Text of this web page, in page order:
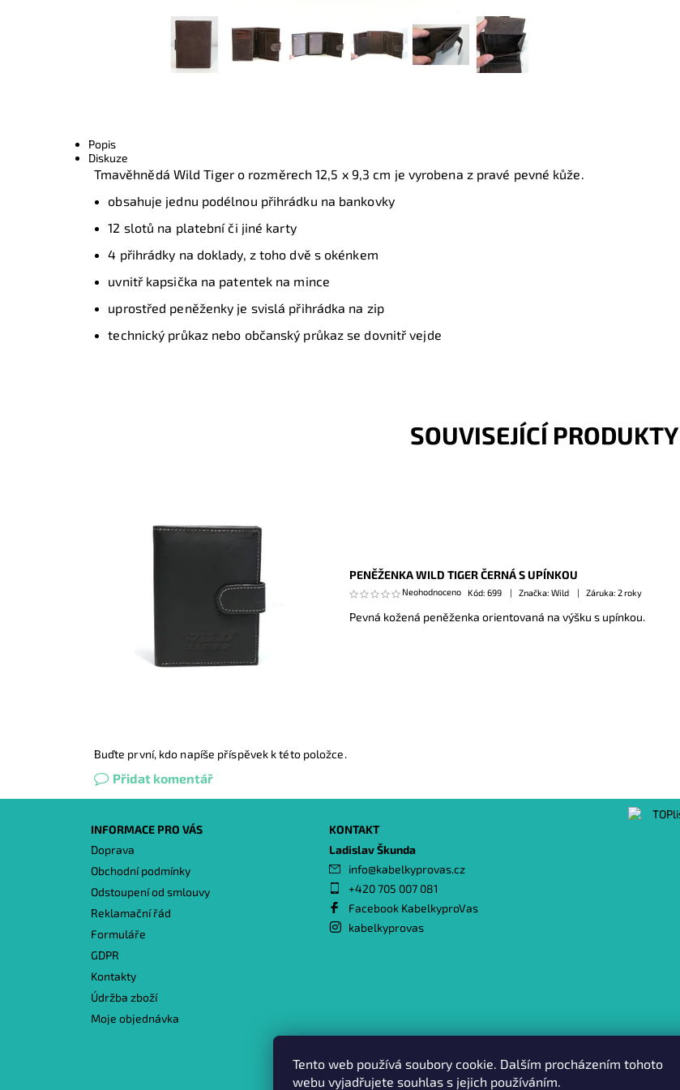
Popis
Diskuze
Tmavěhnědá Wild Tiger o rozměrech 12,5 x 9,3 cm je vyrobena z pravé pevné kůže.
obsahuje jednu podélnou přihrádku na bankovky
12 slotů na platební či jiné karty
4 přihrádky na doklady, z toho dvě s okénkem
uvnitř kapsička na patentek na mince
uprostřed peněženky je svislá přihrádka na zip
technický průkaz nebo občanský průkaz se dovnitř vejde
SOUVISEJÍCÍ PRODUKTY
PENĚŽENKA WILD TIGER ČERNÁ S UPÍNKOU
Neohodnoceno Kód: 699 Značka: Wild Záruka: 2 roky
Pevná kožená peněženka orientovaná na výšku s upínkou.
Buďte první, kdo napíše příspěvek k této položce.
Přidat komentář
INFORMACE PRO VÁS
Doprava
Obchodní podmínky
Odstoupení od smlouvy
Reklamační řád
Formuláře
GDPR
Kontakty
Údržba zboží
Moje objednávka
KONTAKT
Ladislav Škunda
info@kabelkyprovas.cz
+420 705 007 081
Facebook KabelkyproVas
kabelkyprovas
Heureka.cz | Zboží.cz | Oázakabelek
Tento web používá soubory cookie. Dalším procházením tohoto
webu vyjadřujete souhlas s jejich používáním.